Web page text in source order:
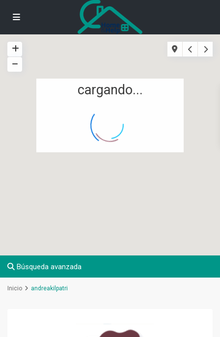
cargando...
Búsqueda avanzada
Inicio andreakilpatri